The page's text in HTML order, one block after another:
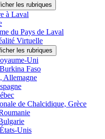
à Laval
du Pays de Laval
Virtuelle
Uni
Faso
Allemagne
de Chalcidique, Grèce
Unis